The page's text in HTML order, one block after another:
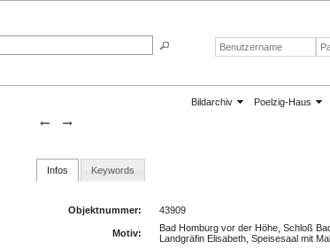
Bildarchiv Poelzig-Haus
Infos Keywords
Objektnummer: 43909
Motiv:
Bad Homburg vor der Höhe, Schloß
Landgräfin Elisabeth, Speisesaal mit